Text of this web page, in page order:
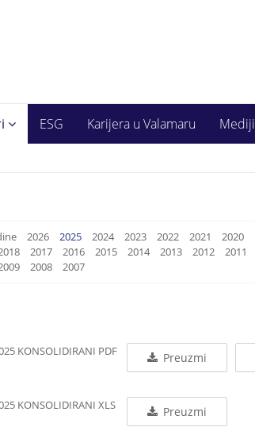
ESG Karijera u Valamaru Mediji
2026 2025 2024 2023 2022 2021
2020
2017 2016 2015 2014 2013 2012
2011
2008 2007
KONSOLIDIRANI PDF
Preuzmi
KONSOLIDIRANI XLS
Preuzmi